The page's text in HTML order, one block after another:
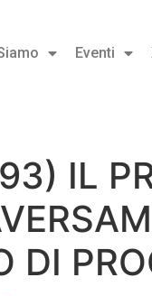
Eventi
IL
DI